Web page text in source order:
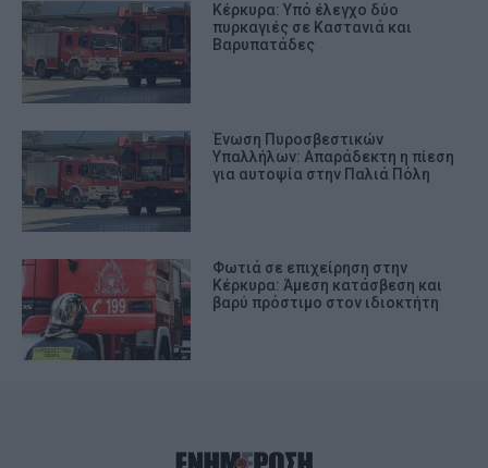
Κέρκυρα: Υπό έλεγχο δύο
πυρκαγιές σε Καστανιά και
Βαρυπατάδες
Ένωση Πυροσβεστικών
Υπαλλήλων: Απαράδεκτη η πίεση
για αυτοψία στην Παλιά Πόλη
Φωτιά σε επιχείρηση στην
Κέρκυρα: Άμεση κατάσβεση και
βαρύ πρόστιμο στον ιδιοκτήτη